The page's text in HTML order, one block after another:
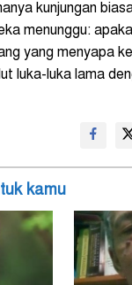
kunjungan
menunggu:
yang menyapa
luka-luka lama
kamu